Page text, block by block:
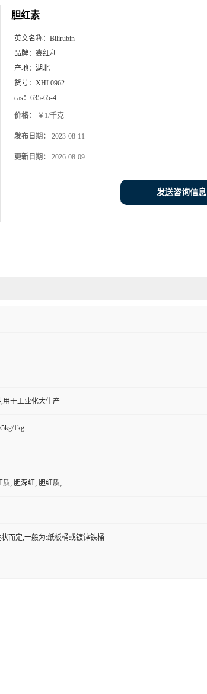
胆红素
英文名称： Bilirubin
品牌： 鑫红利
产地： 湖北
货号： XHL0962
cas： 635-65-4
价格： ￥1/千克
发布日期： 2023-08-11
更新日期： 2026-08-09
发送咨询信息
用于工业化大生产
1kg
质; 胆深红; 胆红质;
而定,一般为:纸板桶或镀锌铁桶